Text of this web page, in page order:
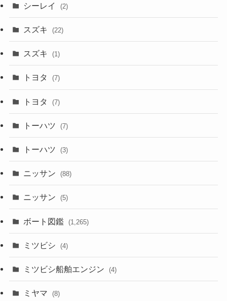
シーレイ (2)
スズキ (22)
スズキ (1)
トヨタ (7)
トヨタ (7)
トーハツ (7)
トーハツ (3)
ニッサン (88)
ニッサン (5)
ボート図鑑 (1,265)
ミツビシ (4)
ミツビシ船舶エンジン (4)
ミヤマ (8)